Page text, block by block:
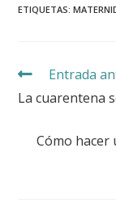
ETIQUETAS:
Entrada
La cuarentena
Cómo hacer